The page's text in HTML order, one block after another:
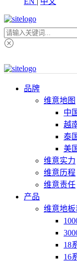
品牌
维意地图
中
越
泰
美
维意实力
维意历程
维意责任
产品
维意地
18
16